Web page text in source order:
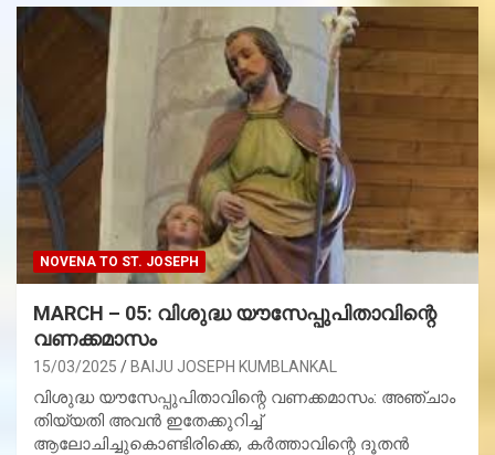
NOVENA TO ST. JOSEPH
MARCH – 05: വിശുദ്ധ യൗസേപ്പുപിതാവിന്റെ
വണക്കമാസം
15/03/2025 BAIJU JOSEPH KUMBLANKAL
വിശുദ്ധ യൗസേപ്പുപിതാവിന്റെ വണക്കമാസം: അഞ്ചാം
തിയ്യതി അവന്‍ ഇതേക്കുറിച്ച്
ആലോചിച്ചുകൊണ്ടിരിക്കെ, കര്‍ത്താവിന്റെ ദൂതന്‍